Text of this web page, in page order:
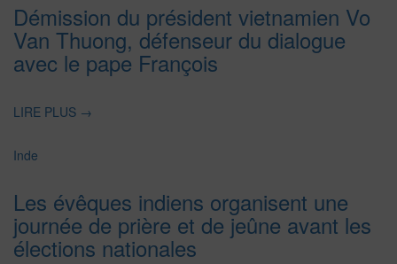
Démission du président vietnamien Vo
Van Thuong, défenseur du dialogue
avec le pape François
LIRE PLUS →
Inde
Les évêques indiens organisent une
journée de prière et de jeûne avant les
élections nationales